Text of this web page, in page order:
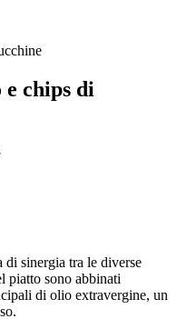
chips di
di sinergia tra le diverse
piatto sono abbinati
di olio extravergine, un